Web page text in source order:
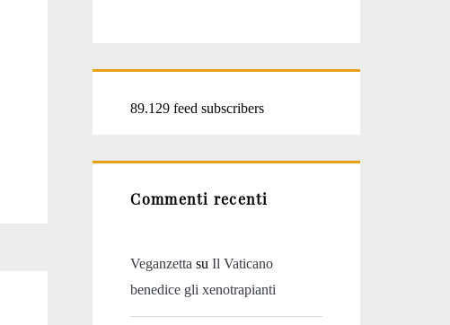
89.129 feed subscribers
Commenti recenti
Veganzetta suIl Vaticano
benedice gli xenotrapianti